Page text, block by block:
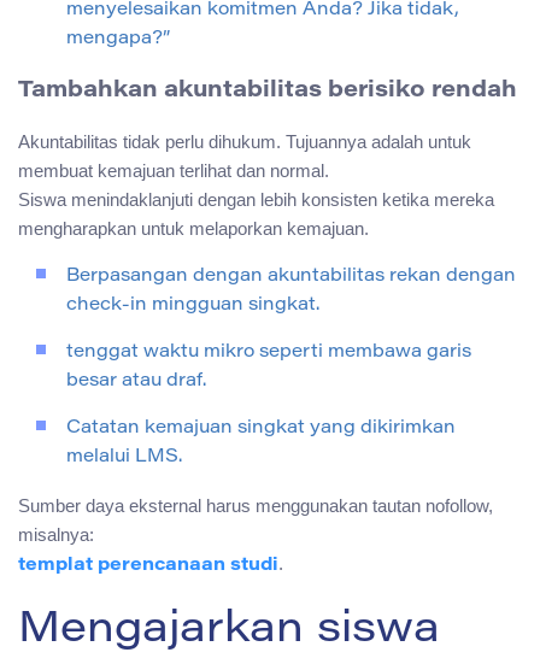
menyelesaikan komitmen Anda? Jika tidak,
mengapa?”
Tambahkan akuntabilitas berisiko rendah
Akuntabilitas tidak perlu dihukum. Tujuannya adalah untuk
membuat kemajuan terlihat dan normal.
Siswa menindaklanjuti dengan lebih konsisten ketika mereka
mengharapkan untuk melaporkan kemajuan.
Berpasangan dengan akuntabilitas rekan dengan
check-in mingguan singkat.
tenggat waktu mikro seperti membawa garis
besar atau draf.
Catatan kemajuan singkat yang dikirimkan
melalui LMS.
Sumber daya eksternal harus menggunakan tautan nofollow,
misalnya:
templat perencanaan studi.
Mengajarkan siswa